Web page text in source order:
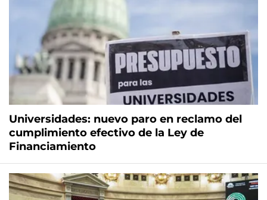
Universidades: nuevo paro en reclamo del
cumplimiento efectivo de la Ley de
Financiamiento